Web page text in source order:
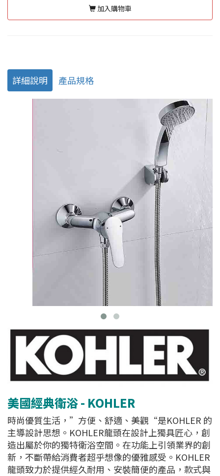
加入購物車
詳細說明 產品規格
美國經典衛浴 - KOHLER
時尚優質生活，”方便、舒適、美觀“是KOHLER 的
主導設計思想。KOHLER龍頭在設計上獨具匠心，創
造出屬於你的獨特衛浴空間。在功能上引領業界的創
新，不斷帶給消費者超乎想像的優雅感受。KOHLER
龍頭致力於提供經久耐用、安裝簡便的產品，款式與